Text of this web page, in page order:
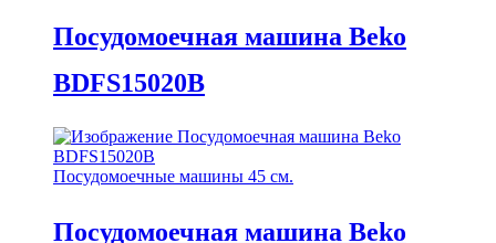
Посудомоечная машина Beko
BDFS15020B
Посудомоечные машины 45 см.
Посудомоечная машина Beko